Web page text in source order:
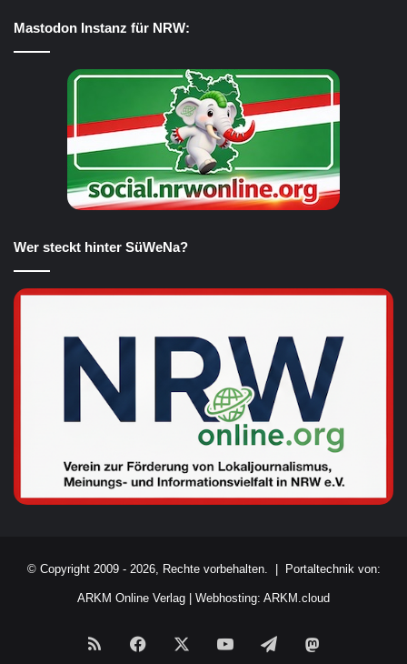
Mastodon Instanz für NRW:
Wer steckt hinter SüWeNa?
© Copyright 2009 - 2026, Rechte vorbehalten. | Portaltechnik von:
ARKM Online Verlag Webhosting: ARKM.cloud
RSS Facebook YouTubeTelegram